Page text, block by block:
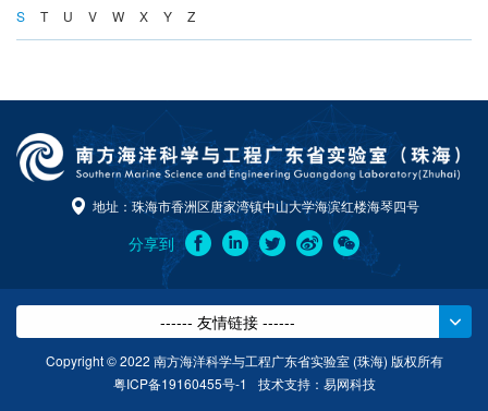
海洋可持续发展
S
T U V W X Y Z
地址：珠海市香洲区唐家湾镇中山大学海滨红楼海琴四号
分享到
------ 友情链接 ------
Copyright © 2022 南方海洋科学与工程广东省实验室 (珠海) 版权所有
粤ICP备19160455号-1
技术支持： 易网科技